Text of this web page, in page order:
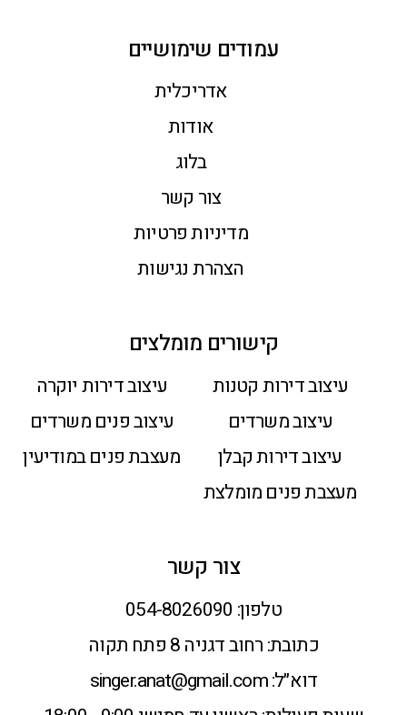
עמודים שימושיים
אדריכלית
אודות
בלוג
צור קשר
מדיניות פרטיות
הצהרת נגישות
קישורים מומלצים
עיצוב דירות קטנות
עיצוב משרדים
עיצוב דירות קבלן
מעצבת פנים מומלצת
עיצוב דירות יוקרה
עיצוב פנים משרדים
מעצבת פנים במודיעין
צור קשר
טלפון: 054-8026090
כתובת:רחוב דגניה 8 פתח תקוה
דוא״ל:singer.anat@gmail.com